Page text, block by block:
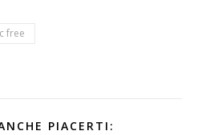
free
PIACERTI: